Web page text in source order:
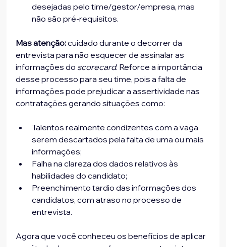
desejadas pelo time/gestor/empresa, mas
não são pré-requisitos.
Mas atenção: cuidado durante o decorrer da
entrevista para não esquecer de assinalar as
informações do scorecard. Reforce a importância
desse processo para seu time, pois a falta de
informações pode prejudicar a assertividade nas
contratações gerando situações como:
Talentos realmente condizentes com a vaga
serem descartados pela falta de uma ou mais
informações;
Falha na clareza dos dados relativos às
habilidades do candidato;
Preenchimento tardio das informações dos
candidatos, com atraso no processo de
entrevista.
Agora que você conheceu os benefícios de aplicar